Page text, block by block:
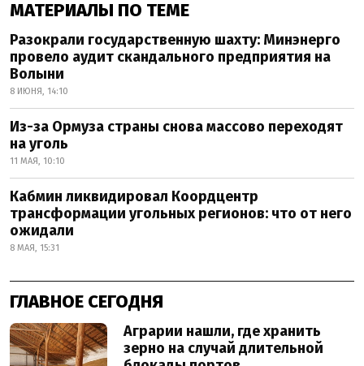
МАТЕРИАЛЫ ПО ТЕМЕ
Разокрали государственную шахту: Минэнерго
провело аудит скандального предприятия на
Волыни
8 ИЮНЯ, 14:10
Из-за Ормуза страны снова массово переходят
на уголь
11 МАЯ, 10:10
Кабмин ликвидировал Коордцентр
трансформации угольных регионов: что от него
ожидали
8 МАЯ, 15:31
ГЛАВНОЕ СЕГОДНЯ
Аграрии нашли, где хранить
зерно на случай длительной